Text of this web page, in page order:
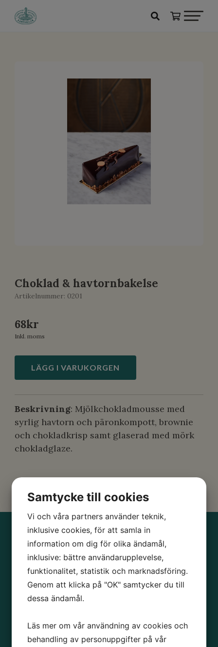
Choklad & havtornbakelse
Artikelnummer: 0201
68kr
Inkl. moms
LÄGG I VARUKORGEN
Beskrivning: Mjölkchokladmousse med
syrlig havtorn och päronkompott, brownie
och chokladkrisp samt glaserad med mörk
chokladglaze.
Samtycke till cookies
Vi och våra partners använder teknik,
inklusive cookies, för att samla in
information om dig för olika ändamål,
inklusive: bättre användarupplevelse,
funktionalitet, statistik och marknadsföring.
Genom att klicka på "OK" samtycker du till
dessa ändamål.
Läs mer om vår användning av cookies och
behandling av personuppgifter på vår